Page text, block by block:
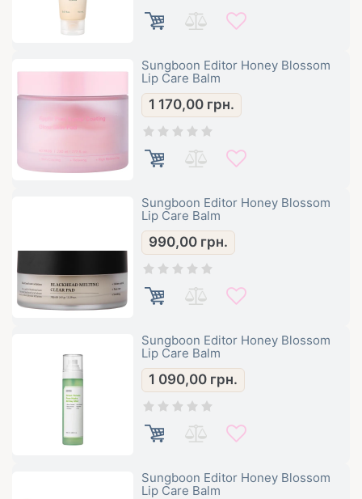
Sungboon Editor Honey Blossom
Lip Care Balm
1 170,00 грн.
Sungboon Editor Honey Blossom
Lip Care Balm
990,00 грн.
Sungboon Editor Honey Blossom
Lip Care Balm
1 090,00 грн.
Sungboon Editor Honey Blossom
Lip Care Balm